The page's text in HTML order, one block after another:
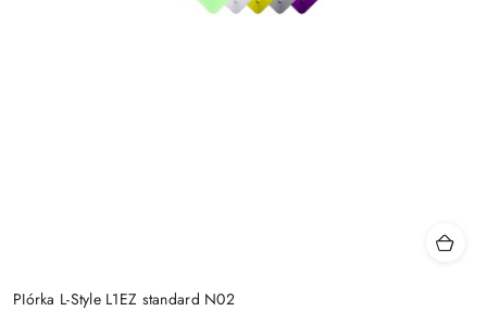
PIórka L-Style L1EZ standard N02